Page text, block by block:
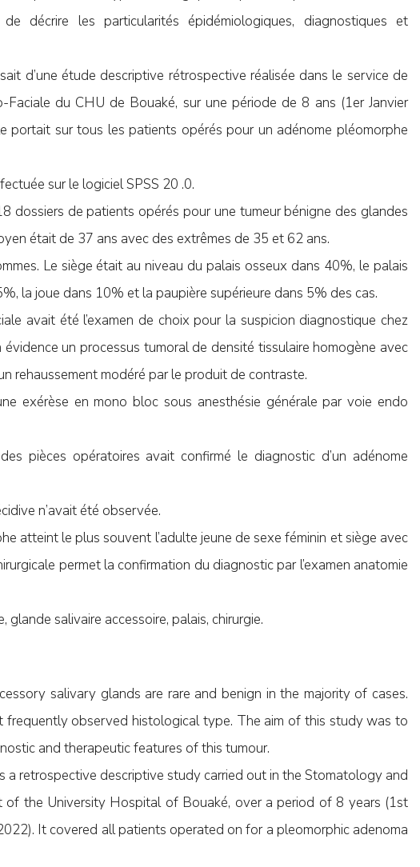
décrire les particularités épidémiologiques, diagnostiques et
d’une étude descriptive rétrospective réalisée dans le service de
du CHU de Bouaké, sur une période de 8 ans (1er Janvier
portait sur tous les patients opérés pour un adénome pléomorphe
sur le logiciel SPSS 20 .0.
dossiers de patients opérés pour une tumeur bénigne des glandes
était de 37 ans avec des extrêmes de 35 et 62 ans.
Le siège était au niveau du palais osseux dans 40%, le palais
la joue dans 10% et la paupière supérieure dans 5% des cas.
avait été l’examen de choix pour la suspicion diagnostique chez
un processus tumoral de densité tissulaire homogène avec
rehaussement modéré par le produit de contraste.
exérèse en mono bloc sous anesthésie générale par voie endo
pièces opératoires avait confirmé le diagnostic d’un adénome
n’avait été observée.
atteint le plus souvent l’adulte jeune de sexe féminin et siège avec
permet la confirmation du diagnostic par l’examen anatomie
glande salivaire accessoire, palais, chirurgie.
salivary glands are rare and benign in the majority of cases.
frequently observed histological type. The aim of this study was to
and therapeutic features of this tumour.
a retrospective descriptive study carried out in the Stomatology and
of the University Hospital of Bouaké, over a period of 8 years (1st
It covered all patients operated on for a pleomorphic adenoma